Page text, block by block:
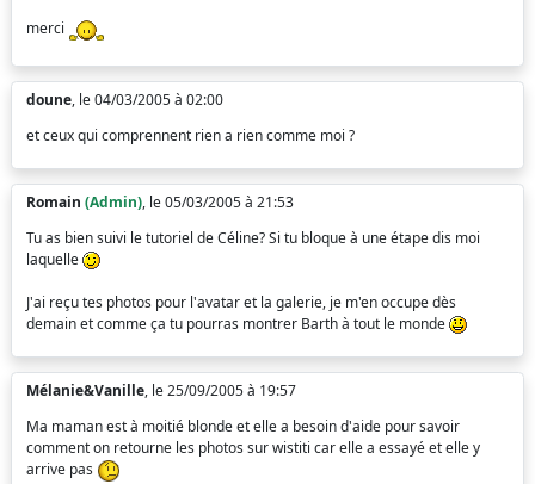
merci
doune, le 04/03/2005 à 02:00
et ceux qui comprennent rien a rien comme moi ?
Romain (Admin), le 05/03/2005 à 21:53
Tu as bien suivi le tutoriel de Céline? Si tu bloque à une étape dis moi
laquelle
J'ai reçu tes photos pour l'avatar et la galerie, je m'en occupe dès
demain et comme ça tu pourras montrer Barth à tout le monde
Mélanie&Vanille, le 25/09/2005 à 19:57
Ma maman est à moitié blonde et elle a besoin d'aide pour savoir
comment on retourne les photos sur wistiti car elle a essayé et elle y
arrive pas